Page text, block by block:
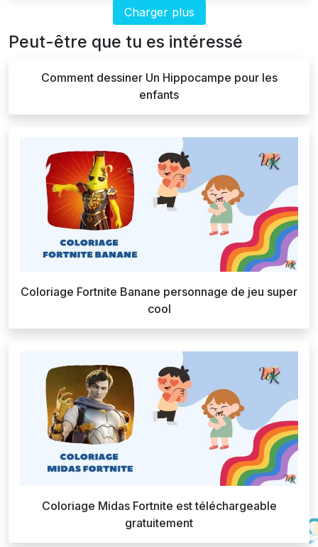
Charger plus
Peut-être que tu es intéressé
Comment dessiner Un Hippocampe pour les
enfants
Coloriage Fortnite Banane personnage de jeu super
cool
Coloriage Midas Fortnite est téléchargeable
gratuitement